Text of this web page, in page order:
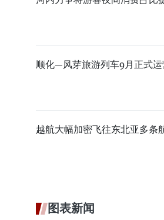
顺化—风芽旅游列车9月正式运
越航大幅加密飞往东北亚多条
图表新闻